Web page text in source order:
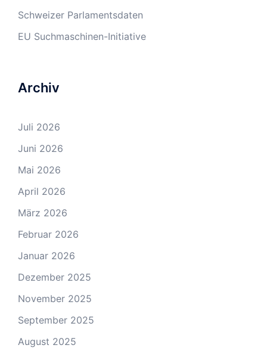
Schweizer Parlamentsdaten
EU Suchmaschinen-Initiative
Archiv
Juli 2026
Juni 2026
Mai 2026
April 2026
März 2026
Februar 2026
Januar 2026
Dezember 2025
November 2025
September 2025
August 2025